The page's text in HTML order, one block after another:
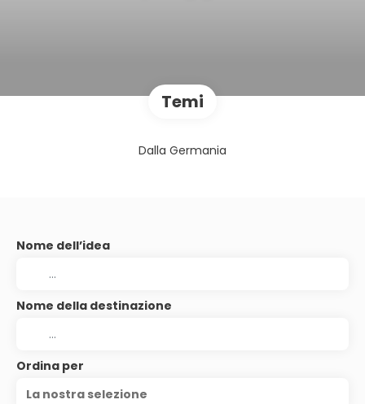
Temi
Dalla Germania
Nome dell’idea
Nome della destinazione
Ordina per
La nostra selezione